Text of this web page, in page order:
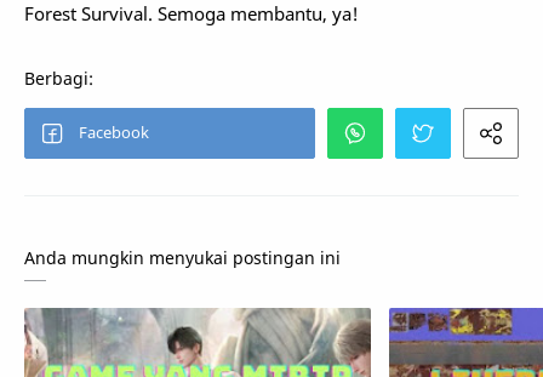
Forest Survival. Semoga membantu, ya!
Anda mungkin menyukai postingan ini